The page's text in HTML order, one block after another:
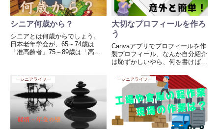
シニア何歳から？
シニアとは何歳からでしょう。
日本老年学会が、65～74歳は
「准高齢者」75～89歳は「高齢
にビジネスの世界では、60歳以
上を「シニア」とひとくくりにし
ている印象がありますね、いい...
大切なプロフィールを作ろ
う
Canvaアプリでプロフィールを作
製プロフィール、なんか自分紹介
は恥ずかしいやら、何を書けばい
介する便利な作製アプリは
【Canva】というアプリ、これが
ですねとても簡単、やはり無料な
んです。プロフィールはもちろ...
ーシニアライフー ーシニアライフー